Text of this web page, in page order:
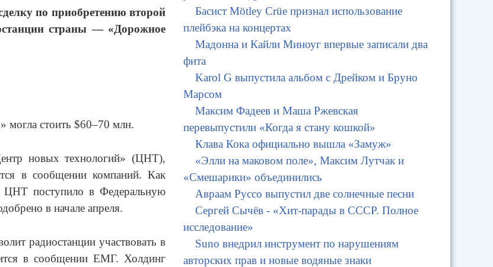
по приобретению второй
страны — «Дорожное
могла стоить $60–70 млн.
новых технологий» (ЦНТ),
в сообщении компаний. Как
ЦНТ поступило в Федеральную
в начале апреля.
радиостанции участвовать в
в сообщении ЕМГ. Холдинг
Басист Mötley Crüe признал использование
плейбэка на концертах
Мадонна и Кайли Миноуг впервые записали два
фита
Karol G выпустила альбом с Дрейком и Бруно
Марсом
Максим Фадеев и Маша Ржевская
перевыпустили «Когда я стану кошкой»
Клава Кока официально вышла «Замуж»
«Элли на маковом поле», Максим Лутчак и
«Смешарики» объединились
Авраам Руссо выпустил две солнечные песни
Сергей Сычёв - «Хит-парады в СССР. Полное
исследование»
Suno внедрил инструмент по нарушениям
авторских прав и новые водяные знаки